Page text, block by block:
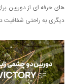
های حرفه ای از دوربین
دیگری به راحتی شفافیت